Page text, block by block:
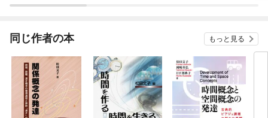
同じ作者の本 もっと見る